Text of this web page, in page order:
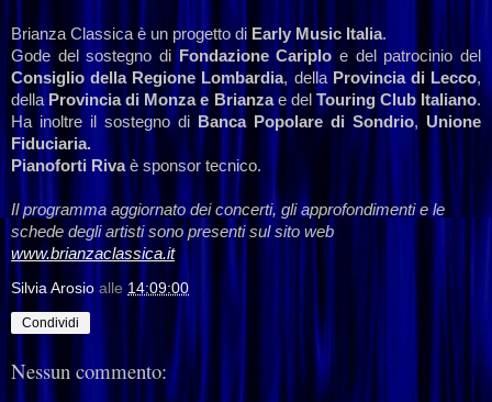
Brianza Classica è un progetto di Early Music Italia.
Gode del sostegno di
Fondazione Cariplo e del patrocinio del
Consiglio della Regione Lombardia, della Provincia di Lecco,
della Provincia di Monza e Brianzae del Touring Club Italiano.
Ha inoltre il sostegno di
Banca Popolare di Sondrio, Unione
Fiduciaria.
Pianoforti Rivaè sponsor tecnico.
Il programma aggiornato dei concerti, gli approfondimenti e le
schede degli artisti sono presenti sul sito web
www.brianzaclassica.it
Silvia Arosio alle 14:09:00
Condividi
Nessun commento: